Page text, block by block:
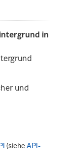
in
und
(sieheAPI-